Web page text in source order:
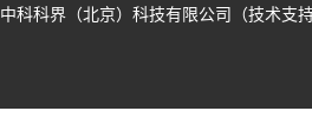
中科科界（北京）科技有限公司（技术支